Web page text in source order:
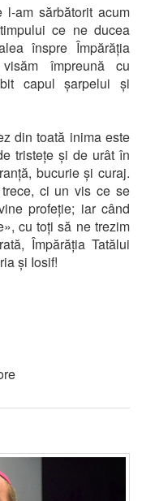
am sărbătorit acum
ce ne ducea
înspre Împărăția
împreună cu
capul șarpelui și
din toată inima este
tristețe și de urât în
bucurie și curaj.
ci un vis ce se
profeție; iar când
cu toți să ne trezim
Împărăția Tatălui
și Iosif!